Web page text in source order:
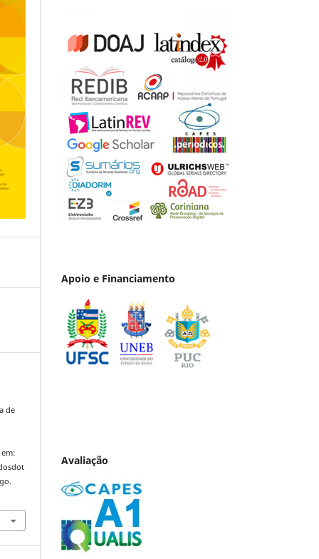
de
em:
Apoio e Financiamento
Avaliação